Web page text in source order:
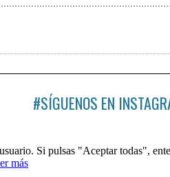
#SÍGUENOS EN
Si pulsas "Aceptar todas",
más